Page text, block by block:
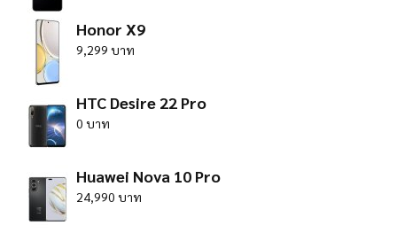
Honor X9
9,299 บาท
HTC Desire 22 Pro
0 บาท
Huawei Nova 10 Pro
24,990 บาท